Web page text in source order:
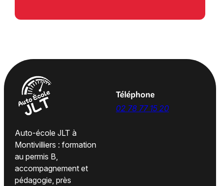
Auto-école JLT à
Montivilliers : formation
au permis B,
accompagnement et
pédagogie, près
Téléphone
02 78 77 15 20